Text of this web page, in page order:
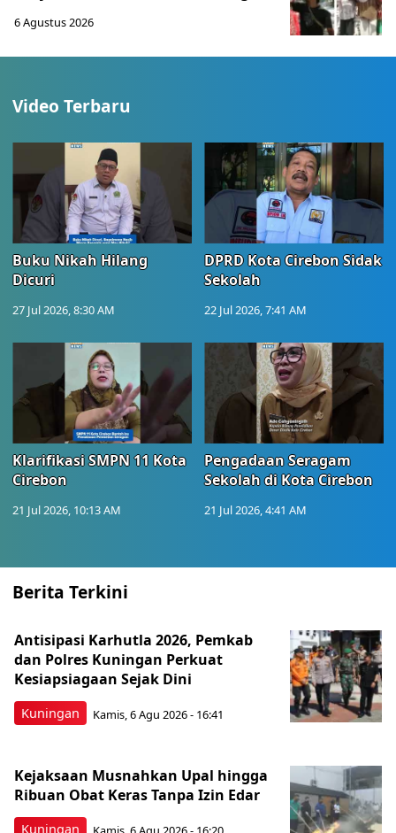
6 Agustus 2026
Video Terbaru
Buku Nikah Hilang
Dicuri
27 Jul 2026, 8:30 AM
DPRD Kota Cirebon Sidak
Sekolah
22 Jul 2026, 7:41 AM
Klarifikasi SMPN 11 Kota
Cirebon
21 Jul 2026, 10:13 AM
Pengadaan Seragam
Sekolah di Kota Cirebon
21 Jul 2026, 4:41 AM
Berita Terkini
Kuningan
Antisipasi Karhutla 2026, Pemkab
dan Polres Kuningan Perkuat
Kesiapsiagaan Sejak Dini
Kamis, 6 Agu 2026 - 16:41
Kuningan
Kejaksaan Musnahkan Upal hingga
Ribuan Obat Keras Tanpa Izin Edar